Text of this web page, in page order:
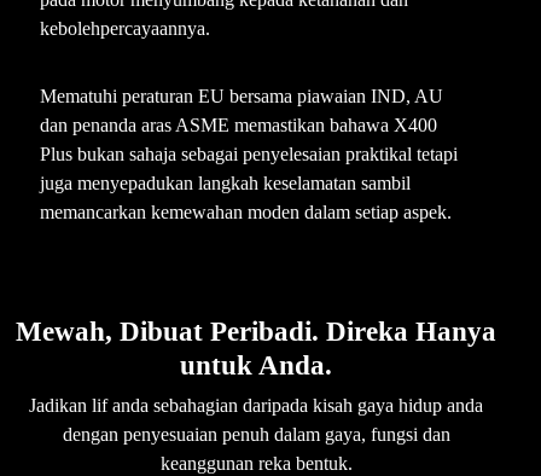
kebolehpercayaannya.
Mematuhi peraturan EU bersama piawaian IND, AU
dan penanda aras ASME memastikan bahawa X400
Plus bukan sahaja sebagai penyelesaian praktikal tetapi
juga menyepadukan langkah keselamatan sambil
memancarkan kemewahan moden dalam setiap aspek.
Mewah, Dibuat Peribadi. Direka Hanya
untuk Anda.
Jadikan lif anda sebahagian daripada kisah gaya hidup anda
dengan penyesuaian penuh dalam gaya, fungsi dan
keanggunan reka bentuk.